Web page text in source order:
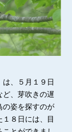
、５月１９日
ど、芽吹きの遅
の姿を探すのが
８日には、目